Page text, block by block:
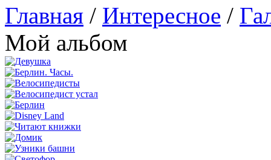
Главная / Интересное /
Мой альбом